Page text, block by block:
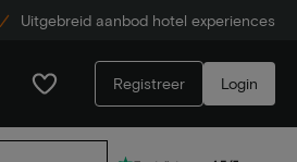
Uitgebreid aanbod hotel experiences
Registreer Login